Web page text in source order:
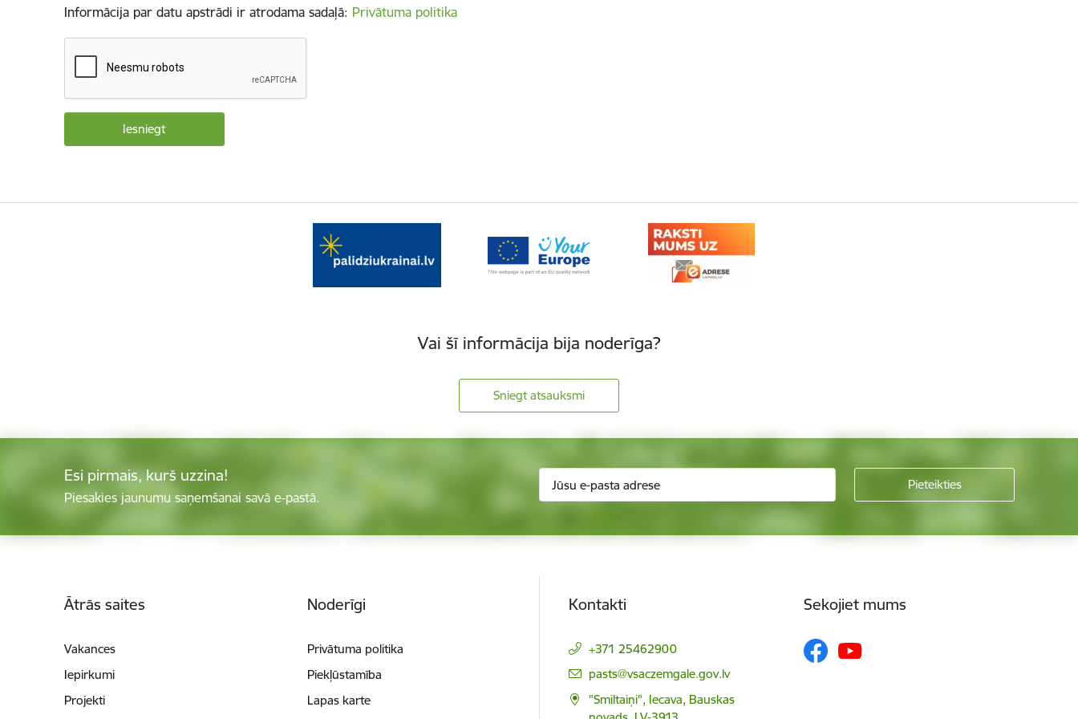
Informācija par datu apstrādi ir atrodama sadaļā: Privātuma politika
Vai šī informācija bija noderīga?
Sniegt atsauksmi
Esi pirmais, kurš uzzina!
Piesakies jaunumu saņemšanai savā e-pastā.
Ātrās saites
Vakances
Iepirkumi
Projekti
Noderīgi
Privātuma politika
Piekļūstamība
Lapas karte
Kontakti
+371 25462900
E-pasts:
pasts@vsaczemgale.gov.lv
"Smiltaiņi", Iecava, Bauskas
Sekojiet mums